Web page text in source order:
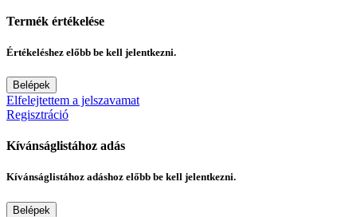
Termék értékelése
Értékeléshez előbb be kell jelentkezni.
Belépek
Elfelejtettem a jelszavamat
Regisztráció
Kívánságlistához adás
Kívánságlistához adáshoz előbb be kell jelentkezni.
Belépek